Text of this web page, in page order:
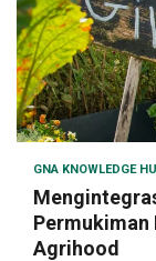
GNA KNOWLEDGE
Permukiman
Agrihood